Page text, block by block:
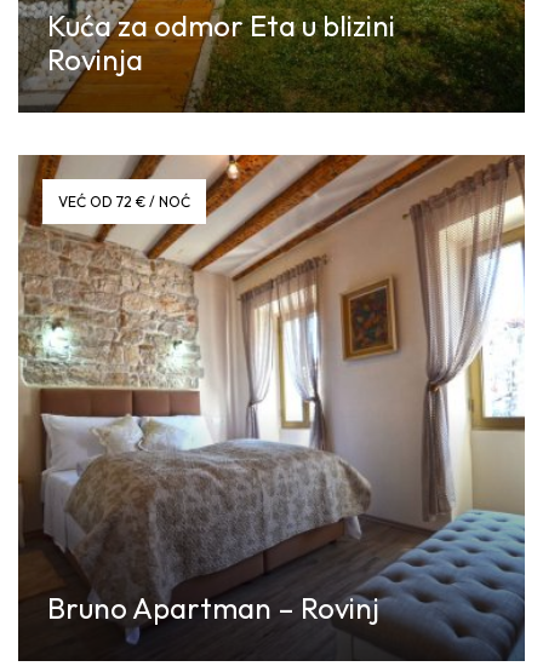
Kuća za odmor Eta u blizini
Rovinja
Discover More
VEĆ OD 72 € / NOĆ
Bruno Apartman – Rovinj